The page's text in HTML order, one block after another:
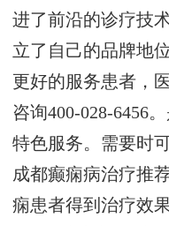
进了前沿的诊疗技
立了自己的品牌地
更好的服务患者，
咨询400-028-6456
特色服务。需要时
成都癫痫病治疗推
痫患者得到治疗效果